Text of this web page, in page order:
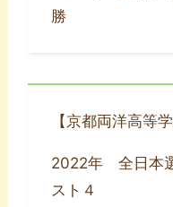
勝
【京都両洋高等学
2022年 全日本
スト４